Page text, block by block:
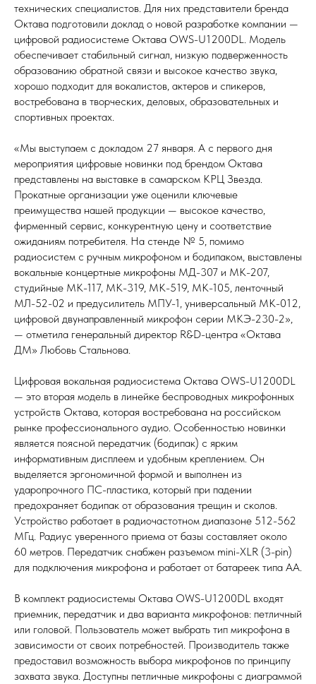
технических специалистов. Для них представители бренда
Октава подготовили доклад о новой разработке компании —
цифровой радиосистеме Октава OWS-U1200DL. Модель
обеспечивает стабильный сигнал, низкую подверженность
образованию обратной связи и высокое качество звука,
хорошо подходит для вокалистов, актеров и спикеров,
востребована в творческих, деловых, образовательных и
спортивных проектах.
«Мы выступаем с докладом 27 января. А с первого дня
мероприятия цифровые новинки под брендом Октава
представлены на выставке в самарском КРЦ Звезда.
Прокатные организации уже оценили ключевые
преимущества нашей продукции — высокое качество,
фирменный сервис, конкурентную цену и соответствие
ожиданиям потребителя. На стенде № 5, помимо
радиосистем с ручным микрофоном и бодипаком, выставлены
вокальные концертные микрофоны МД-307 и МК-207,
студийные МК-117, МК-319, МК-519, МК-105, ленточный
МЛ-52-02 и предусилитель МПУ-1, универсальный МК-012,
цифровой двунаправленный микрофон серии МКЭ-230-2»,
— отметила генеральный директор R&D-центра «Октава
ДМ» Любовь Стальнова.
Цифровая вокальная радиосистема Октава OWS-U1200DL
— это вторая модель в линейке беспроводных микрофонных
устройств Октава, которая востребована на российском
рынке профессионального аудио. Особенностью новинки
является поясной передатчик (бодипак) с ярким
информативным дисплеем и удобным креплением. Он
выделяется эргономичной формой и выполнен из
ударопрочного ПС-пластика, который при падении
предохраняет бодипак от образования трещин и сколов.
Устройство работает в радиочастотном диапазоне 512-562
МГц. Радиус уверенного приема от базы составляет около
60 метров. Передатчик снабжен разъемом mini-XLR (3-pin)
для подключения микрофона и работает от батареек типа АА.
В комплект радиосистемы Октава OWS-U1200DL входят
приемник, передатчик и два варианта микрофонов: петличный
или головой. Пользователь может выбрать тип микрофона в
зависимости от своих потребностей. Производитель также
предоставил возможность выбора микрофонов по принципу
захвата звука. Доступны петличные микрофоны с диаграммой